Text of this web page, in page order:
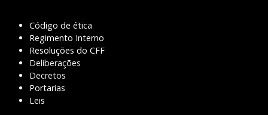
Código de ética
Regimento Interno
Resoluções do CFF
Deliberações
Decretos
Portarias
Leis